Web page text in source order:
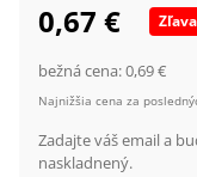
0,67 € Zľava
bežná cena:0,69 €
Najnižšia cena za
Zadajte váš email a
naskladnený.